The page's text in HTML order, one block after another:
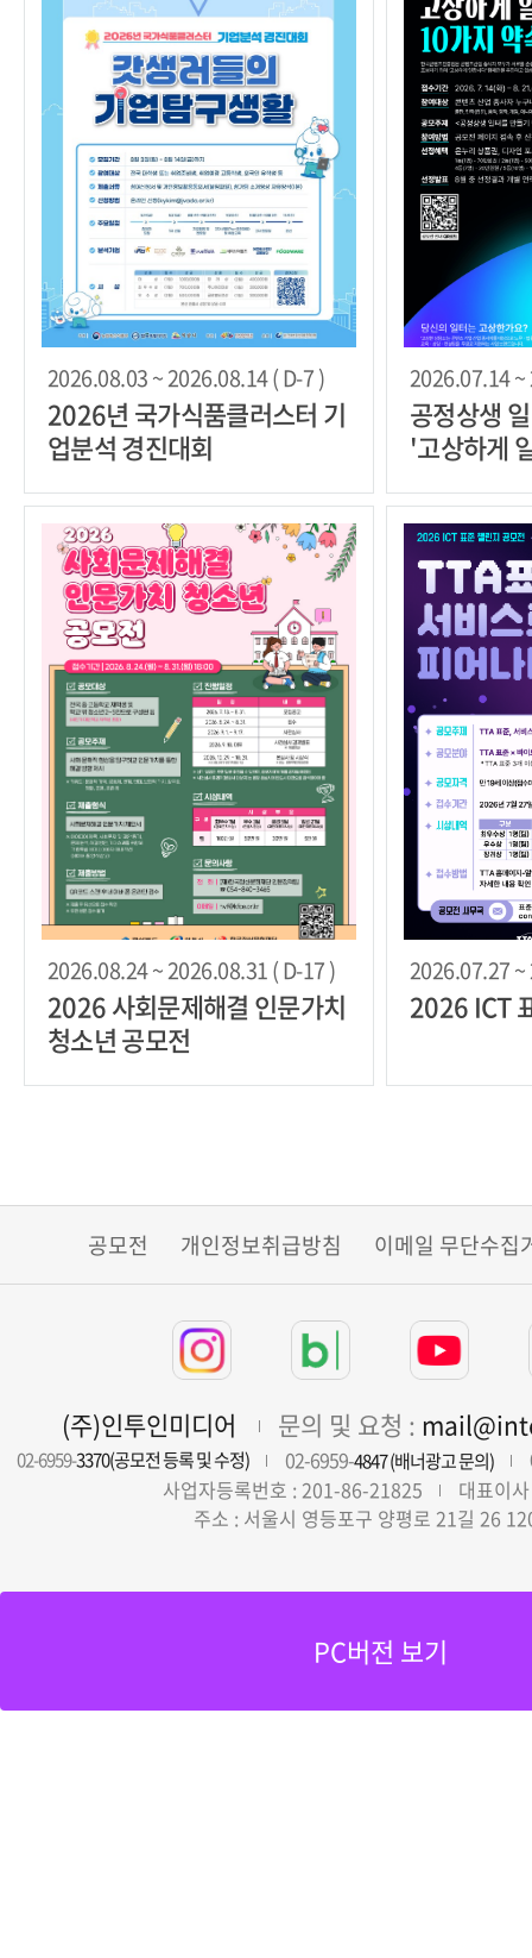
2026.08.03 ~ 2026.08.14 ( D-7 )
2026년 국가식품클러스터 기
업분석 경진대회
2026.07.14 ~
공정상생
'고상하게
2026.08.24 ~ 2026.08.31 ( D-17 )
2026 사회문제해결 인문가치
청소년 공모전
2026.07.27 ~
2026 ICT
공모전 개인정보취급방침 이메일 무단수집
(주)인투인미디어 문의 및 요청 :
02-6959-3370(공모전 등록 및 수정) 02-6959-4847 (배너광고 문의)
사업자등록번호 : 201-86-21825
대표이
주소 : 서울시 영등포구 양평로 21길 26
PC버전 보기